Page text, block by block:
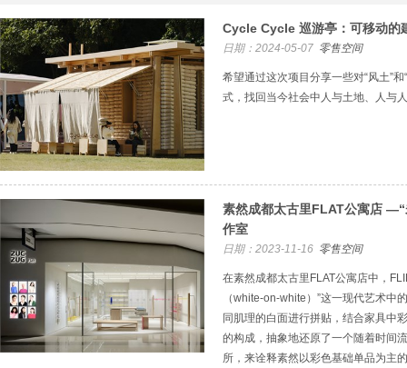
Cycle Cycle 巡游亭：可移动的
日期：2024-05-07 零售空间
希望通过这次项目分享一些对“风土”
式，找回当今社会中人与土地、人与
素然成都太古里FLAT公寓店
作室
日期：2023-11-16 零售空间
在素然成都太古里FLAT公寓店中，
（white-on-white）”这一现代艺术中
同肌理的白面进行拼贴，结合家具中
的构成，抽象地还原了一个随着时间
所，来诠释素然以彩色基础单品为主